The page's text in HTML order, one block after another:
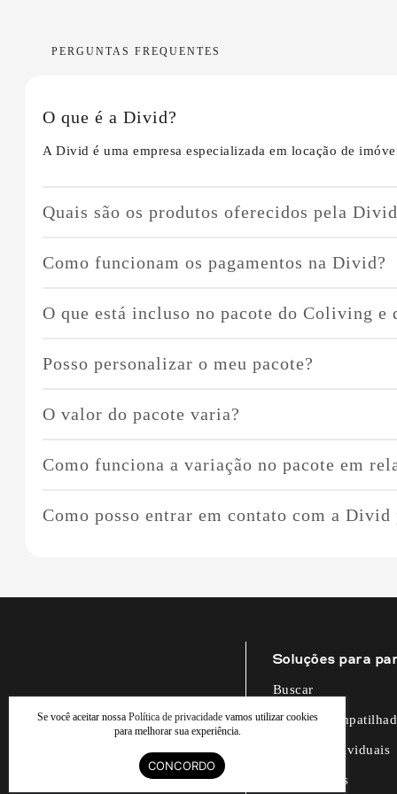
PERGUNTAS FREQUENTES
O que é a Divid?
A Divid é uma empresa especializada em locação de
Quais são os produtos oferecidos pela
Individual Prime: Oferecemos um serviço completo
Como funcionam os pagamentos na Divid?
variar de acordo com o consumo, como no caso da
O que está incluso no pacote do Coliving
projeto de interiores, gestão de manutenções e serviços
Posso personalizar o meu pacote?
de personalização disponíveis.
O valor do pacote varia?
Como funciona a variação no pacote em
cada unidade. No Coliving a energia não sofre variações
Como posso entrar em contato com a
Soluções para
Buscar
Imóveis
Imóveis individuais
Proprietários
Se você aceitar nossa Política de privacidadevamos utilizar cookies
para melhorar sua experiência.
CONCORDO